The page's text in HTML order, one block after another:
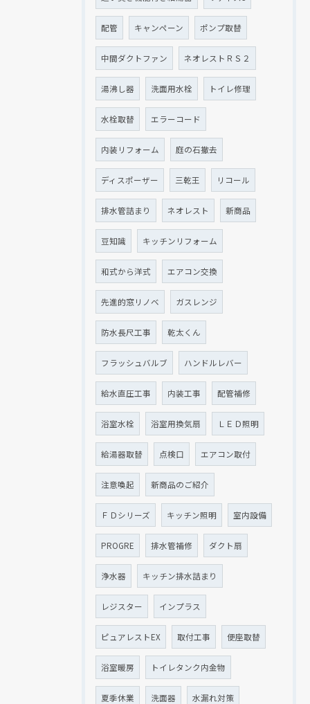
配管 キャンペーン ポンプ取替
中間ダクトファン ネオレストＲＳ２
湯沸し器 洗面用水栓 トイレ修理
水栓取替 エラーコード
内装リフォーム 庭の石撤去
ディスポーザー 三乾王 リコール
排水管詰まり ネオレスト 新商品
豆知識 キッチンリフォーム
和式から洋式 エアコン交換
先進的窓リノベ ガスレンジ
防水長尺工事 乾太くん
フラッシュバルブ ハンドルレバー
給水直圧工事 内装工事 配管補修
浴室水栓 浴室用換気扇 ＬＥＤ照明
給湯器取替 点検口 エアコン取付
注意喚起 新商品のご紹介
ＦＤシリーズ キッチン照明 室内設備
PROGRE 排水管補修 ダクト扇
浄水器 キッチン排水詰まり
レジスター インプラス
ピュアレストEX 取付工事 便座取替
浴室暖房 トイレタンク内金物
夏季休業 洗面器 水漏れ対策